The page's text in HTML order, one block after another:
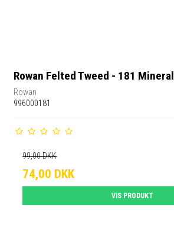
Rowan Felted Tweed - 181 Mineral
Rowan
996000181
99,00 DKK
74,00 DKK
VIS PRODUKT